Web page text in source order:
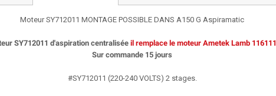
Moteur SY712011 MONTAGE POSSIBLE DANS A150 G Aspiramatic
SY712011 d'aspiration centraliséeil remplace le moteur Ametek Lamb 116111
Sur commande 15 jours
#SY712011 (220-240 VOLTS) 2 stages.